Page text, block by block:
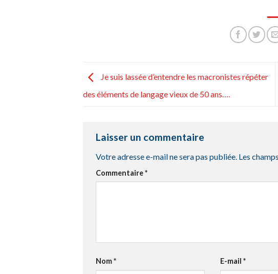
Je suis lassée d’entendre les macronistes répéter
des éléments de langage vieux de 50 ans….
Laisser un commentaire
Votre adresse e-mail ne sera pas publiée. Les
Commentaire*
Nom* E-mail*